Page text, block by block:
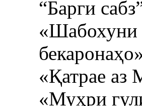
“Барги
«Шабохуни
«Қатрае аз
«Муҳри